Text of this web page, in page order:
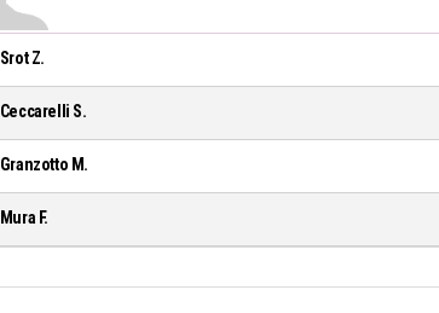
Srot Z.
Ceccarelli S.
Granzotto M.
Mura F.